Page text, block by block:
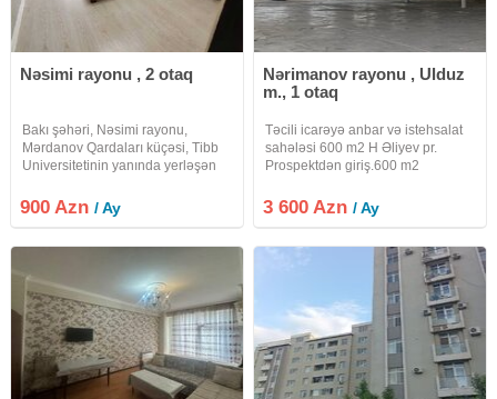
Nəsimi rayonu , 2 otaq
Bakı şəhəri, Nəsimi rayonu,
Mərdanov Qardaları küçəsi, Tibb
Universitetinin yanında yerləşən
ci mərtəbəsində 2 otaqlı mənzil
kirayə verilir. İşıq, su, qaz daimidir.
900 Azn/ Ay
Nərimanov rayonu , Ulduz
m., 1 otaq
Təcili icarəyə anbar və istehsalat
sahələsi 600 m2 H Əliyev pr.
Prospektdən giriş.600 m2
üçün parkinq Döşəmə üzlənmiş
beton divarlar daş tavanlar
3 600 Azn/ Ay